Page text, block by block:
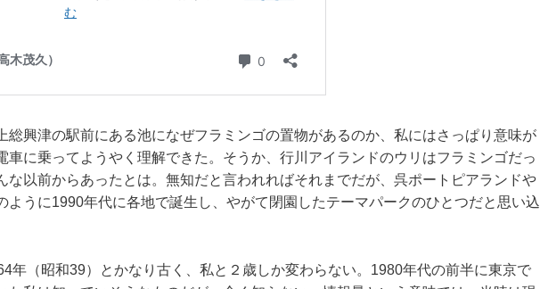
総興津の駅前にある池になぜフラミンゴの置物があるのか、私にはさっぱり意味が
車に乗ってようやく理解できた。そうか、行川アイランドのウリはフラミンゴだっ
な以前からあったとは。無知だと言われればそれまでだが、呉ポートピアランドや
ように1990年代に各地で誕生し、やがて閉園したテーマパークのひとつだと思い込
年（昭和39）とかなり古く、私と２歳しか変わらない。1980年代の前半に東京で